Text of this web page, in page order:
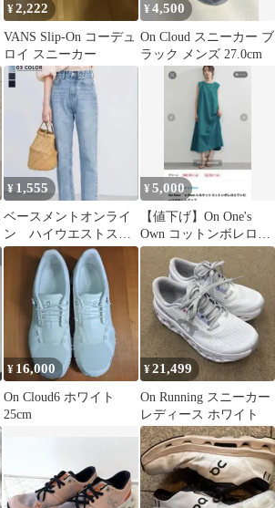
¥2,222
VANS Slip-On コーデュ
ロイ スニーカー
¥4,500
On Cloud スニーカー ブ
ラック メンズ 27.0cm
¥ 1,555
ベースメントオンライ
ン ハイウエストスト
レートデニム M
¥5,000
【値下げ】On One's
Own コットンボレロと
ワンピース セットアッ
¥ 16,000
On Cloud6 ホワイト
25cm
¥21,499
On Running スニーカー
レディース ホワイト